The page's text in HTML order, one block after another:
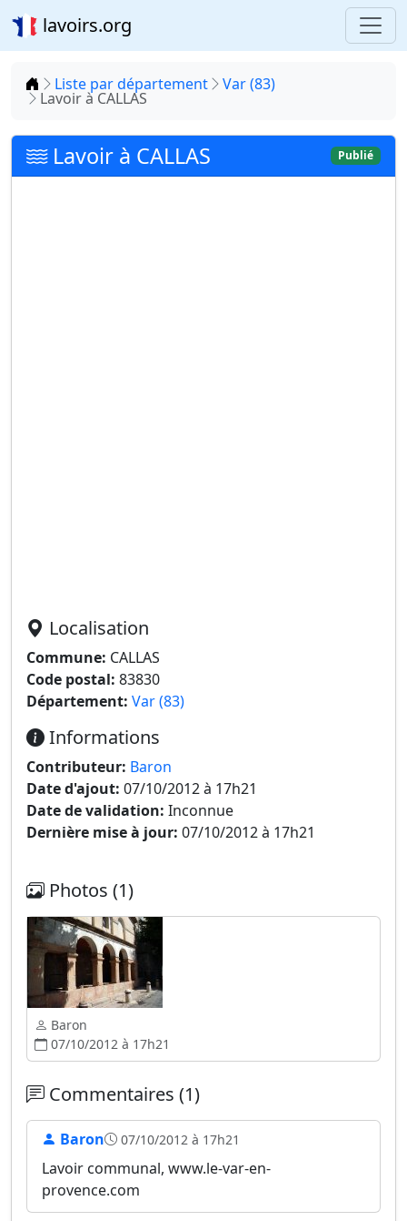
lavoirs.org
Accueil
Liste par département Var (83)
Lavoir à CALLAS
Lavoir à CALLAS Publié
Localisation
Commune: CALLAS
Code postal: 83830
Département: Var (83)
Informations
Contributeur: Baron
Date d'ajout: 07/10/2012 à 17h21
Date de validation: Inconnue
Dernière mise à jour: 07/10/2012 à 17h21
Photos (1)
Baron
07/10/2012 à 17h21
Commentaires (1)
Baron 07/10/2012 à 17h21
Lavoir communal, www.le-var-en-
provence.com